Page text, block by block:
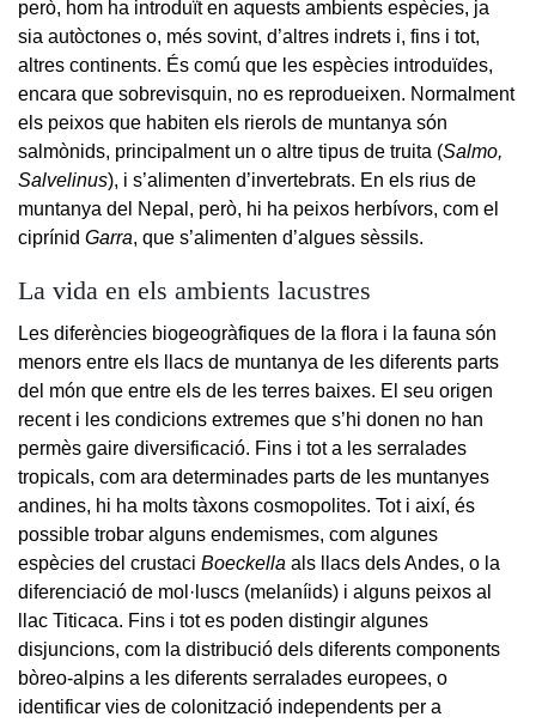
però, hom ha introduït en aquests ambients espècies, ja
sia autòctones o, més sovint, d’altres indrets i, fins i tot,
altres continents. És comú que les espècies introduïdes,
encara que sobrevisquin, no es reprodueixen. Normalment
els peixos que habiten els rierols de muntanya són
salmònids, principalment un o altre tipus de truita (Salmo,
Salvelinus), i s’alimenten d’invertebrats. En els rius de
muntanya del Nepal, però, hi ha peixos herbívors, com el
ciprínid Garra, que s’alimenten d’algues sèssils.
La vida en els ambients lacustres
Les diferències biogeogràfiques de la flora i la fauna són
menors entre els llacs de muntanya de les diferents parts
del món que entre els de les terres baixes. El seu origen
recent i les condicions extremes que s’hi donen no han
permès gaire diversificació. Fins i tot a les serralades
tropicals, com ara determinades parts de les muntanyes
andines, hi ha molts tàxons cosmopolites. Tot i així, és
possible trobar alguns endemismes, com algunes
espècies del crustaci Boeckella als llacs dels Andes, o la
diferenciació de mol·luscs (melaníids) i alguns peixos al
llac Titicaca. Fins i tot es poden distingir algunes
disjuncions, com la distribució dels diferents components
bòreo-alpins a les diferents serralades europees, o
identificar vies de colonització independents per a